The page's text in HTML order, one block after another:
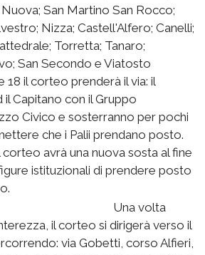
San Martino San Rocco;
Nizza; Castell'Alfero; Canelli;
Torretta; Tanaro;
San Secondo e Viatosto
18 il corteo prenderà il via: il
il Capitano con il Gruppo
Civico e sosterranno per pochi
che i Palii prendano posto.
avrà una nuova sosta al fine
istituzionali di prendere posto
Una volta
il corteo si dirigerà verso il
via Gobetti, corso Alfieri,